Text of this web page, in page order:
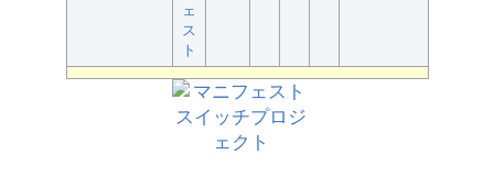
ェ
ス
ト